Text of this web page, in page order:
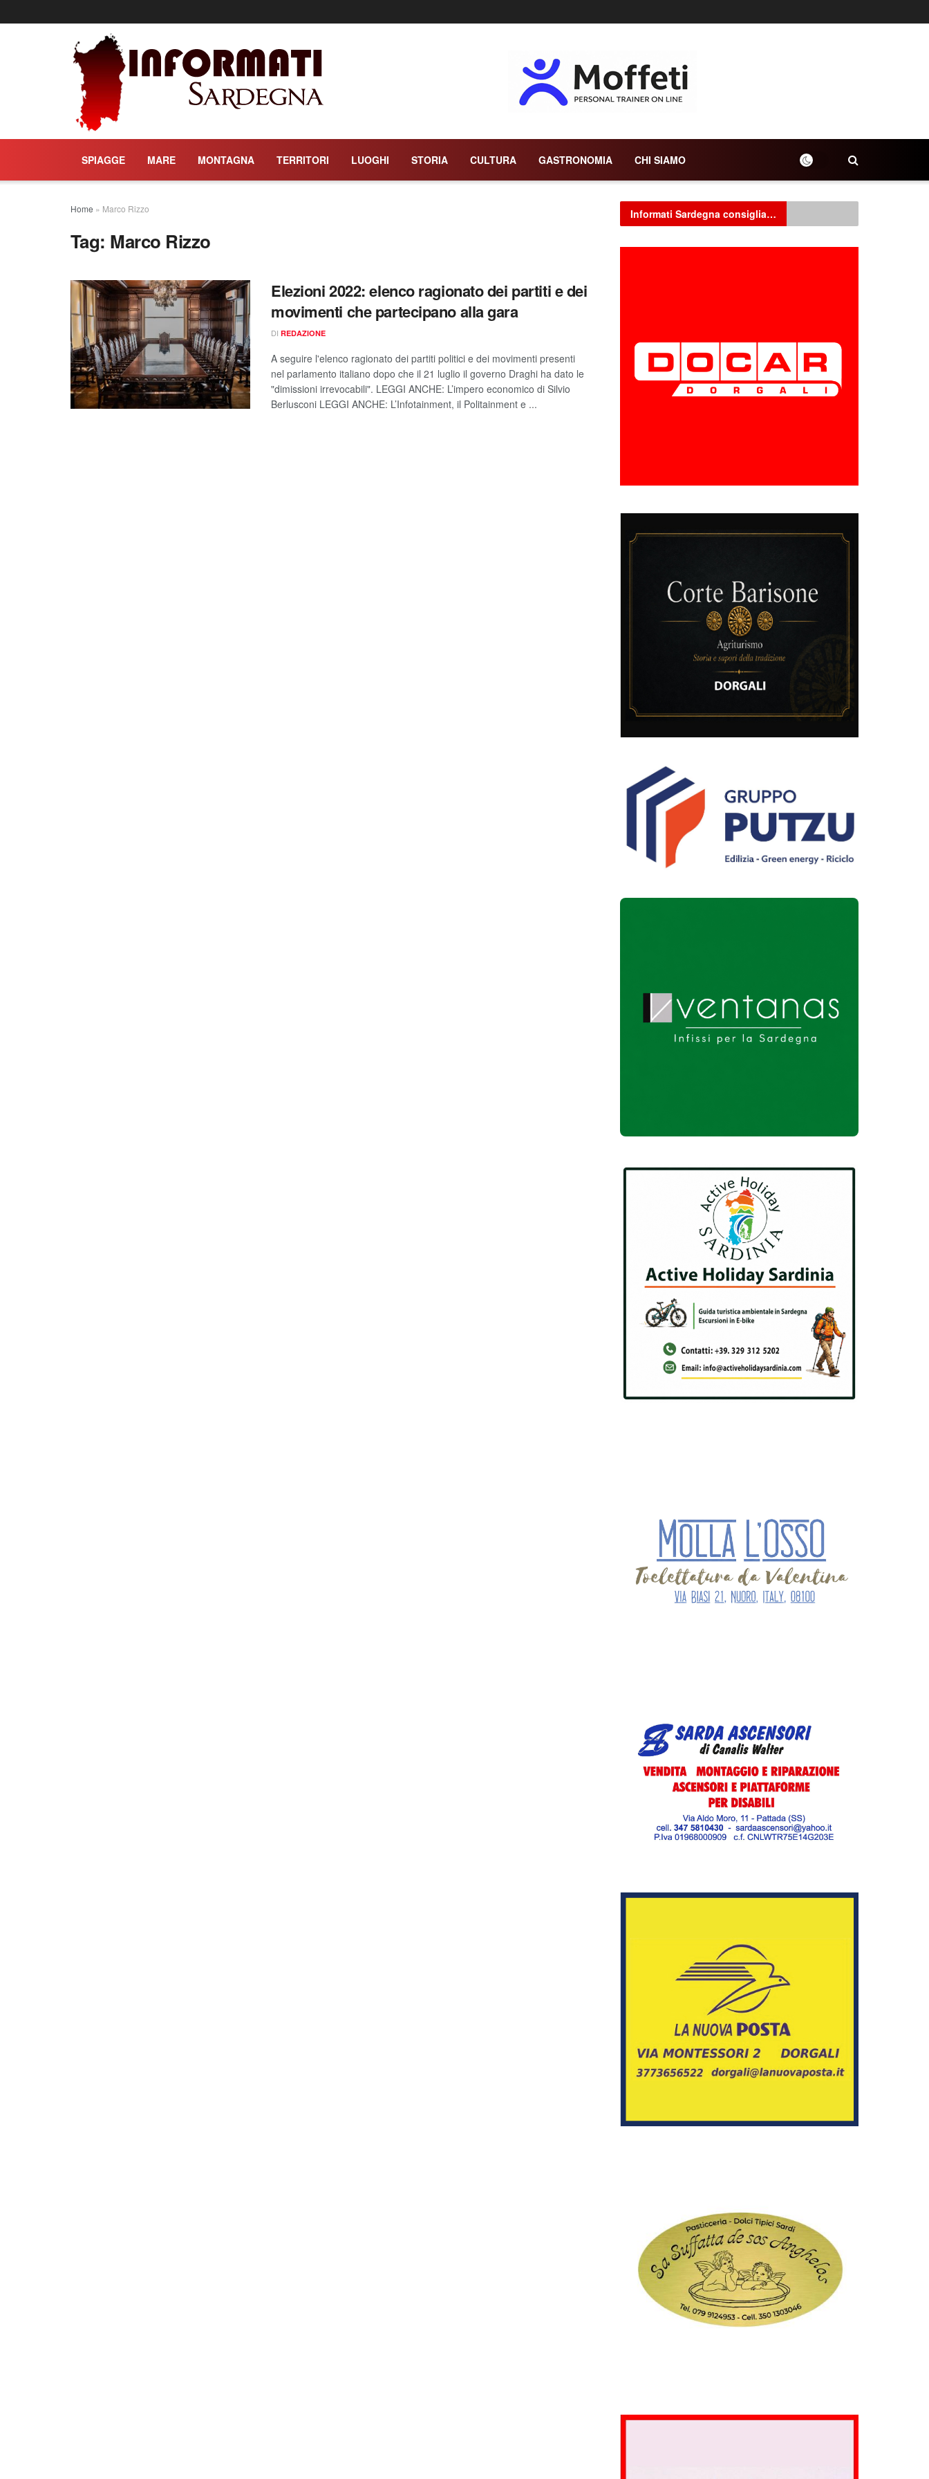
SPIAGGE MARE MONTAGNA TERRITORI LUOGHI STORIA CULTURA GASTRONOMIA CHI SIAMO
Home » Marco Rizzo
Tag: Marco Rizzo
Elezioni 2022: elenco ragionato dei partiti e dei
movimenti che partecipano alla gara
DI REDAZIONE
A seguire l'elenco ragionato dei partiti politici e dei movimenti presenti
nel parlamento italiano dopo che il 21 luglio il governo Draghi ha dato le
"dimissioni irrevocabili". LEGGI ANCHE: L’impero economico di Silvio
Berlusconi LEGGI ANCHE: L’Infotainment, il Politainment e ...
Informati Sardegna consiglia…